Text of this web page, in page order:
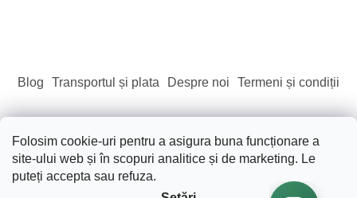
Folosim cookie-uri pentru a asigura buna funcționare a
site-ului web și în scopuri analitice și de marketing. Le
puteți accepta sau refuza.
Blog Transportul și plata Despre noi Termeni și condiții
Creat de Shoptet